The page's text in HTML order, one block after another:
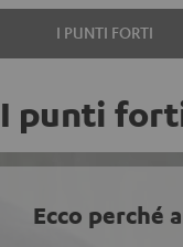
I PUNTI FORTI
I punti
Ecco perché